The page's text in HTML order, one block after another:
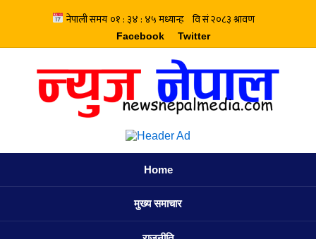
Facebook Twitter
Home
मुख्य समाचार